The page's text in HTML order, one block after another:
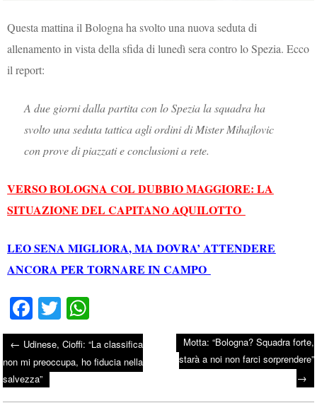
Questa mattina il Bologna ha svolto una nuova seduta di
allenamento in vista della sfida di lunedì sera contro lo Spezia. Ecco
il report:
A due giorni dalla partita con lo Spezia la squadra ha
svolto una seduta tattica agli ordini di Mister Mihajlovic
con prove di piazzati e conclusioni a rete.
VERSO BOLOGNA COL DUBBIO MAGGIORE: LA
SITUAZIONE DEL CAPITANO AQUILOTTO
LEO SENA MIGLIORA, MA DOVRA’ ATTENDERE
ANCORA PER TORNARE IN CAMPO
Fa
ce
bo
ok
T
wi
tte
r
ha
ts
A
pp
Post navigation
← Udinese, Cioffi: “La classifica
non mi preoccupa, ho fiducia nella
salvezza”
Motta: “Bologna? Squadra forte,
starà a noi non farci sorprendere”
→